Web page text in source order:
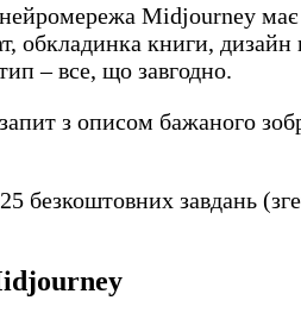
Midjourney
обкладинка книги,
– все, що завгодно.
з описом бажаного
безкоштовних завдань